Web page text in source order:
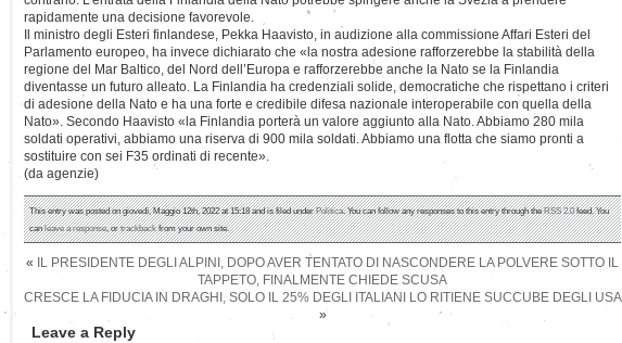
rapidamente una decisione favorevole.
Il ministro degli Esteri finlandese, Pekka Haavisto, in audizione alla commissione Affari Esteri del
Parlamento europeo, ha invece dichiarato che «la nostra adesione rafforzerebbe la stabilità della
regione del Mar Baltico, del Nord dell’Europa e rafforzerebbe anche la Nato se la Finlandia
diventasse un futuro alleato. La Finlandia ha credenziali solide, democratiche che rispettano i criteri
di adesione della Nato e ha una forte e credibile difesa nazionale interoperabile con quella della
Nato». Secondo Haavisto «la Finlandia porterà un valore aggiunto alla Nato. Abbiamo 280 mila
soldati operativi, abbiamo una riserva di 900 mila soldati. Abbiamo una flotta che siamo pronti a
sostituire con sei F35 ordinati di recente».
(da agenzie)
This entry was posted on giovedì, Maggio 12th, 2022 at 15:18 and is filed underPolitica. You can follow any responses to this entry through theRSS 2.0feed. You
canleave a response, ortrackbackfrom your own site.
«
IL PRESIDENTE DEGLI ALPINI, DOPO AVER TENTATO DI NASCONDERE LA POLVERE SOTTO IL
TAPPETO, FINALMENTE CHIEDE SCUSA
CRESCE LA FIDUCIA IN DRAGHI, SOLO IL 25% DEGLI ITALIANI LO RITIENE SUCCUBE DEGLI USA
»
Leave a Reply